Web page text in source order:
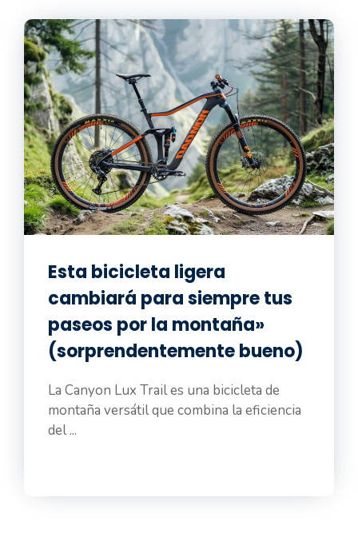
Esta bicicleta ligera
cambiará para siempre tus
paseos por la montaña»
(sorprendentemente bueno)
La Canyon Lux Trail es una bicicleta de
montaña versátil que combina la eficiencia
del ...